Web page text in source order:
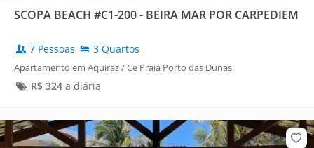
SCOPA BEACH #C1-200 - BEIRA MAR POR CARPEDIEM
7 Pessoas 3 Quartos
Apartamento em Aquiraz / Ce Praia Porto das Dunas
R$ 324a diária